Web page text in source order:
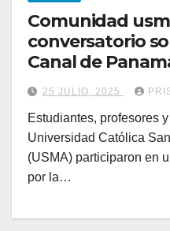
Comunidad
conversatorio
Canal de
25 JULIO, 2025
Estudiantes, profesores
Universidad Católica
(USMA) participaron en
por la…